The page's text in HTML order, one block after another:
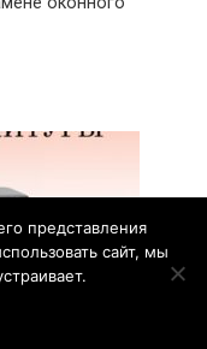
представления
сайт, мы